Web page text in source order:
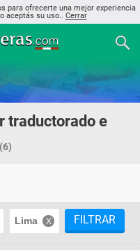
para ofrecerte una mejor experiencia
aceptás su uso.. Cerrar
traductorado e
(6)
Lima FILTRAR